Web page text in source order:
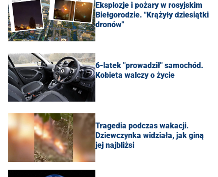
Eksplozje i pożary w rosyjskim
Biełgorodzie. "Krążyły dziesiątki
dronów"
6-latek "prowadził" samochód.
Kobieta walczy o życie
Tragedia podczas wakacji.
Dziewczynka widziała, jak giną
jej najbliżsi